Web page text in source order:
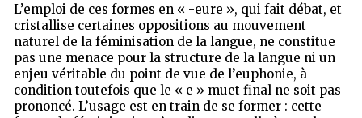
L’emploi de ces formes en « -eure », qui fait débat, et
cristallise certaines oppositions au mouvement
naturel de la féminisation de la langue, ne constitue
pas une menace pour la structure de la langue ni un
enjeu véritable du point de vue de l’euphonie, à
condition toutefois que le « e » muet final ne soit pas
prononcé. L’usage est en train de se former : cette